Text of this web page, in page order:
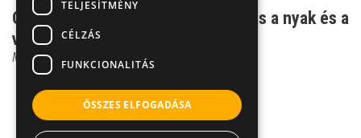
Gyógytorna - így maradhat rugalmas a nyak és a
vállöv
Moldvay Ildikó
TELJESÍTMÉNY
CÉLZÁS
FUNKCIONALITÁS
ÖSSZES ELFOGADÁSA